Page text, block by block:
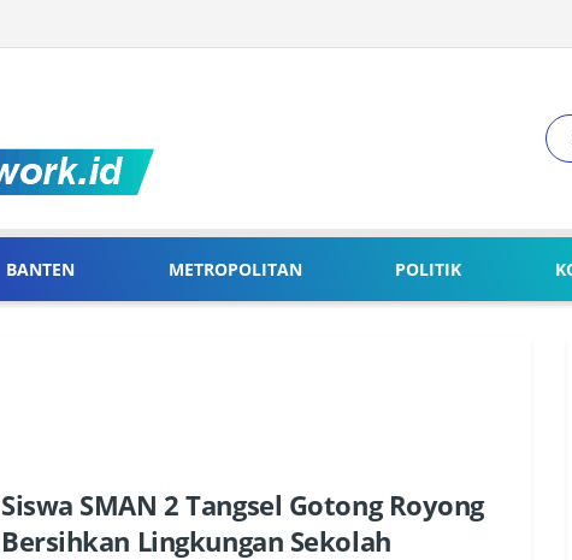
BANTEN METROPOLITAN POLITIK
Siswa SMAN 2 Tangsel Gotong Royong
Bersihkan Lingkungan Sekolah